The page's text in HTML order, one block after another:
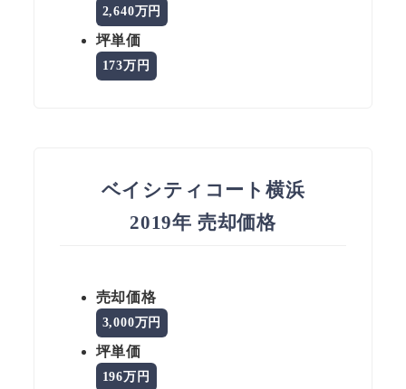
2,640万円
坪単価
173万円
ベイシティコート横浜
2019年 売却価格
売却価格
3,000万円
坪単価
196万円